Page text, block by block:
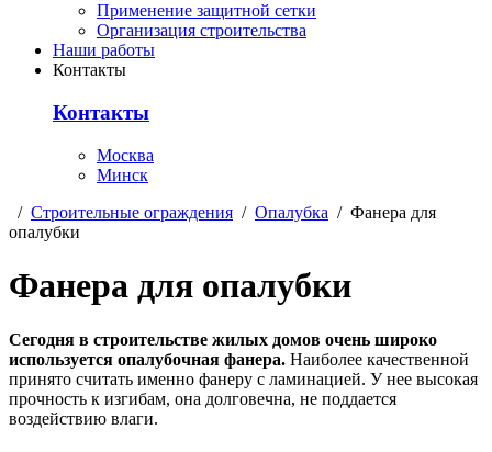
Применение защитной сетки
Организация строительства
Наши работы
Контакты
Контакты
Москва
Минск
/ Строительные ограждения / Опалубка / Фанера для
опалубки
Фанера для опалубки
Сегодня в строительстве жилых домов очень широко
используется опалубочная фанера. Наиболее качественной
принято считать именно фанеру с ламинацией. У нее высокая
прочность к изгибам, она долговечна, не поддается
воздействию влаги.